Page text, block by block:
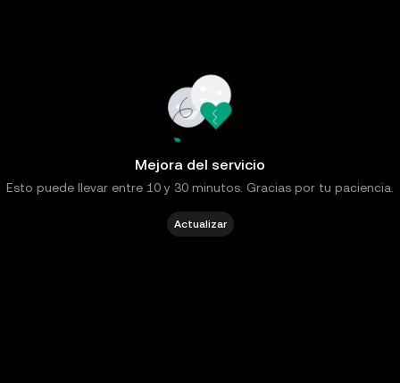
Mejora del servicio
Esto puede llevar entre 10 y 30 minutos. Gracias por tu paciencia.
Actualizar